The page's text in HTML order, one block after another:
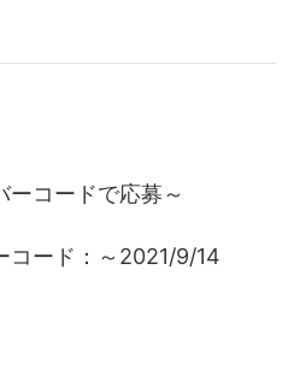
ーコードで応募～
ード：～2021/9/14